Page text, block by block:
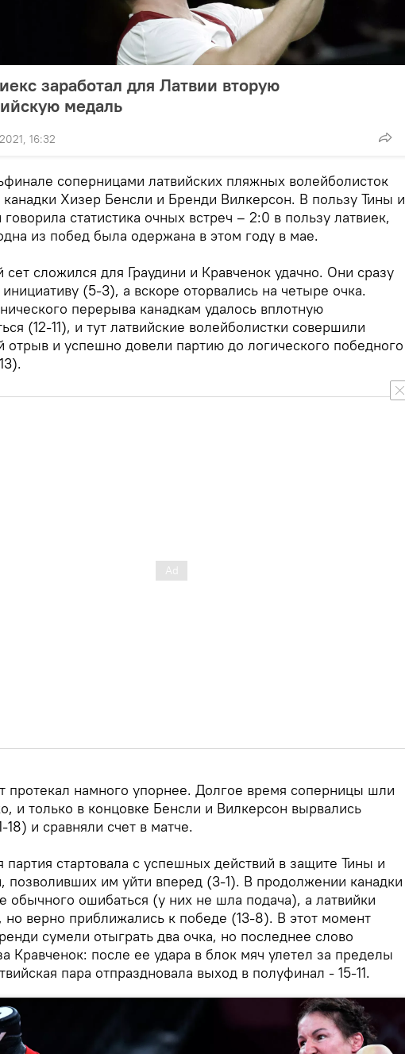
заработал для Латвии вторую
медаль
16:32
соперницами латвийских пляжных волейболисток
канадки Хизер Бенсли и Бренди Вилкерсон. В пользу Тины и
говорила статистика очных встреч – 2:0 в пользу латвиек,
из побед была одержана в этом году в мае.
сет сложился для Граудини и Кравченок удачно. Они сразу
инициативу (5-3), а вскоре оторвались на четыре очка.
перерыва канадкам удалось вплотную
(12-11), и тут латвийские волейболистки совершили
и успешно довели партию до логического победного
протекал намного упорнее. Долгое время соперницы шли
и только в концовке Бенсли и Вилкерсон вырвались
18) и сравняли счет в матче.
стартовала с успешных действий в защите Тины и
позволивших им уйти вперед (3-1). В продолжении канадки
обычного ошибаться (у них не шла подача), а латвийки
но верно приближались к победе (13-8). В этот момент
сумели отыграть два очка, но последнее слово
Кравченок: после ее удара в блок мяч улетел за пределы
пара отпраздновала выход в полуфинал - 15-11.